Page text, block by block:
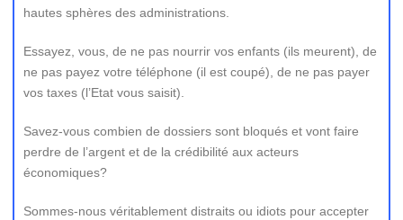
hautes sphères des administrations.
Essayez, vous, de ne pas nourrir vos enfants (ils meurent), de
ne pas payez votre téléphone (il est coupé), de ne pas payer
vos taxes (l’Etat vous saisit).
Savez-vous combien de dossiers sont bloqués et vont faire
perdre de l’argent et de la crédibilité aux acteurs
économiques?
Sommes-nous véritablement distraits ou idiots pour accepter